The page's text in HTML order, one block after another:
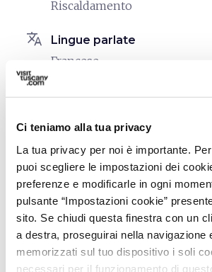
Ci teniamo alla tua privacy
La tua privacy per noi è importante.
puoi scegliere le impostazioni dei
preferenze e modificarle in ogni
pulsante “Impostazioni cookie”
sito. Se chiudi questa finestra con un
a destra, proseguirai nella navigazione
memorizzati sul tuo dispositivo i soli
necessari per il funzionamento di
Riscaldamento
translate Lingue parlate
Francese
family_restroom Servizi per famiglie
Servizio Baby Sitting
eco Vacanze sostenibili
Fa la raccolta differenziata
Promuove il risparmio di
energetiche